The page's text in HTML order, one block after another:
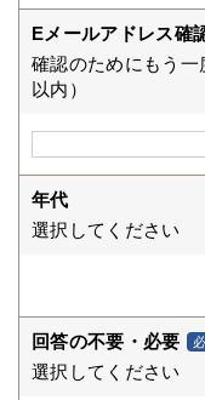
Eメールアドレス確
確認のためにもう
以内）
年代
選択してください
回答の不要・必要
選択してください